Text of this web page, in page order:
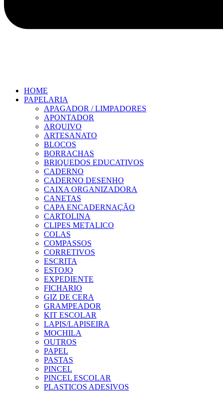
HOME
PAPELARIA
APAGADOR / LIMPADORES
APONTADOR
ARQUIVO
ARTESANATO
BLOCOS
BORRACHAS
BRIQUEDOS EDUCATIVOS
CADERNO
CADERNO DESENHO
CAIXA ORGANIZADORA
CANETAS
CAPA ENCADERNAÇÃO
CARTOLINA
CLIPES METALICO
COLAS
COMPASSOS
CORRETIVOS
ESCRITA
ESTOJO
EXPEDIENTE
FICHARIO
GIZ DE CERA
GRAMPEADOR
KIT ESCOLAR
LAPIS/LAPISEIRA
MOCHILA
OUTROS
PAPEL
PASTAS
PINCEL
PINCEL ESCOLAR
PLASTICOS ADESIVOS